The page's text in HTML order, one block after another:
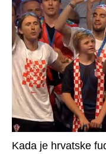
Kada je hrvatske